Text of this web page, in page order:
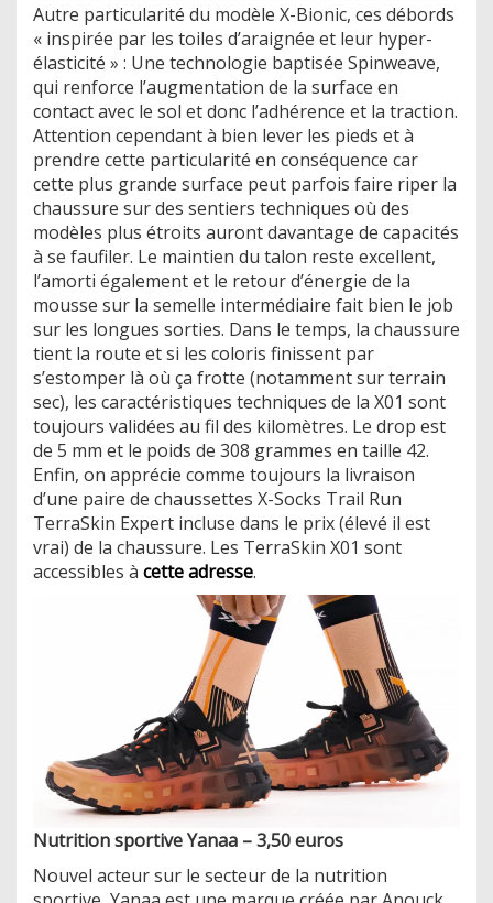
Autre particularité du modèle X-Bionic, ces débords
« inspirée par les toiles d’araignée et leur hyper-
élasticité » : Une technologie baptisée Spinweave,
qui renforce l’augmentation de la surface en
contact avec le sol et donc l’adhérence et la traction.
Attention cependant à bien lever les pieds et à
prendre cette particularité en conséquence car
cette plus grande surface peut parfois faire riper la
chaussure sur des sentiers techniques où des
modèles plus étroits auront davantage de capacités
à se faufiler. Le maintien du talon reste excellent,
l’amorti également et le retour d’énergie de la
mousse sur la semelle intermédiaire fait bien le job
sur les longues sorties. Dans le temps, la chaussure
tient la route et si les coloris finissent par
s’estomper là où ça frotte (notamment sur terrain
sec), les caractéristiques techniques de la X01 sont
toujours validées au fil des kilomètres. Le drop est
de 5 mm et le poids de 308 grammes en taille 42.
Enfin, on apprécie comme toujours la livraison
d’une paire de chaussettes X-Socks Trail Run
TerraSkin Expert incluse dans le prix (élevé il est
vrai) de la chaussure. Les TerraSkin X01 sont
accessibles à cette adresse.
Nutrition sportive Yanaa – 3,50 euros
Nouvel acteur sur le secteur de la nutrition